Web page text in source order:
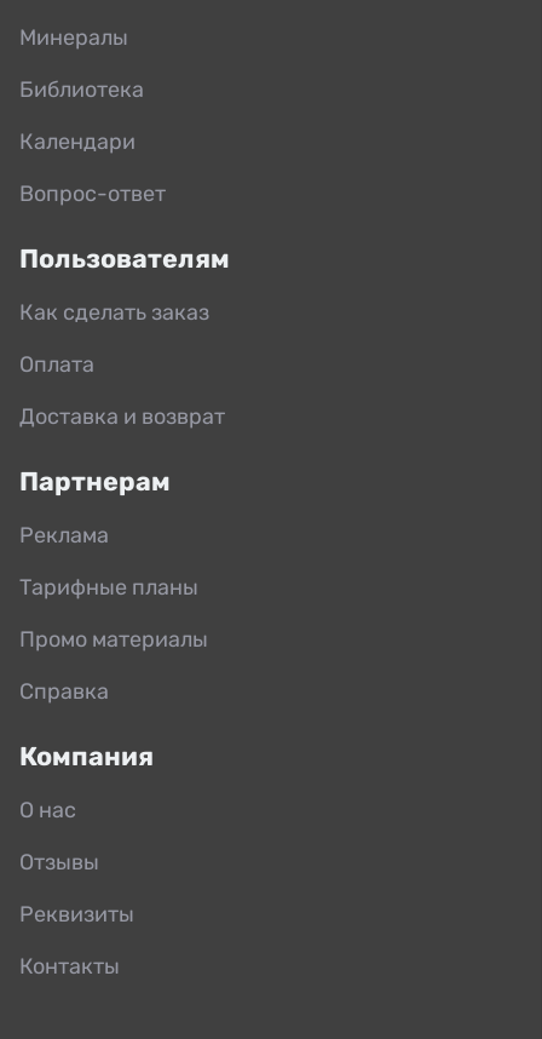
Минералы
Библиотека
Календари
Вопрос-ответ
Пользователям
Как сделать заказ
Оплата
Доставка и возврат
Партнерам
Реклама
Тарифные планы
Промо материалы
Справка
Компания
О нас
Отзывы
Реквизиты
Контакты